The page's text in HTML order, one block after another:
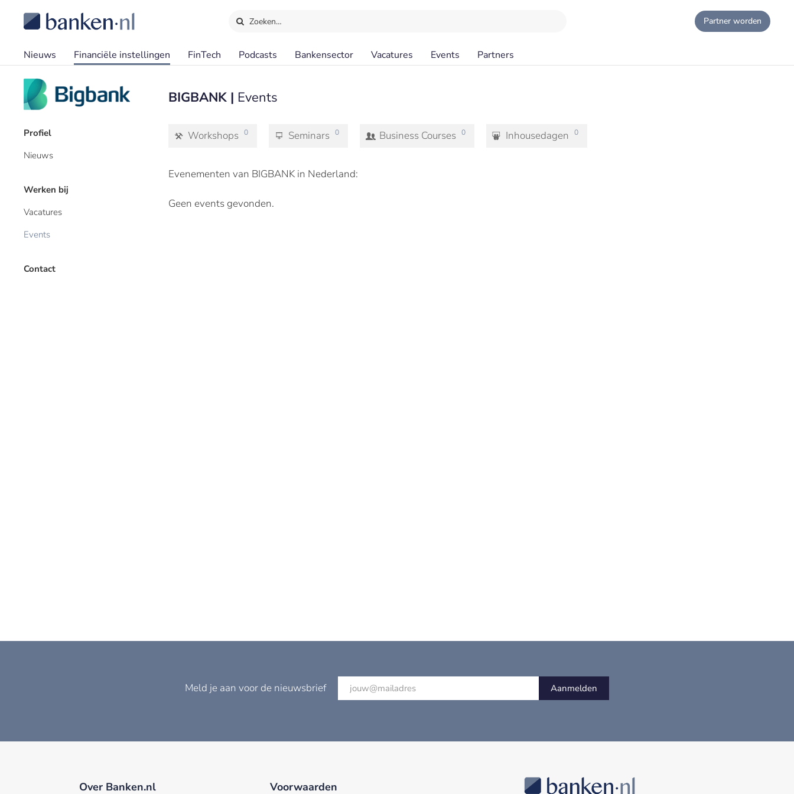
Zoeken… Partner worden
Nieuws Financiële instellingen FinTech Podcasts Bankensector Vacatures Events Partners
Profiel
Nieuws
Werken bij
Vacatures
Events
Contact
BIGBANK | Events
Workshops 0 Seminars 0 Business Courses 0 Inhousedagen 0
Evenementen van BIGBANK in Nederland:
Geen events gevonden.
Meld je aan voor de nieuwsbrief Aanmelden
Over Banken.nl Voorwaarden